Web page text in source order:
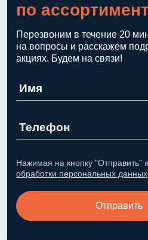
по
Перезвоним в течение 20
на вопросы и расскажем
акциях. Будем на связи!
Нажимая на кнопку "Отправить"
обработки персональных данных
Отправить